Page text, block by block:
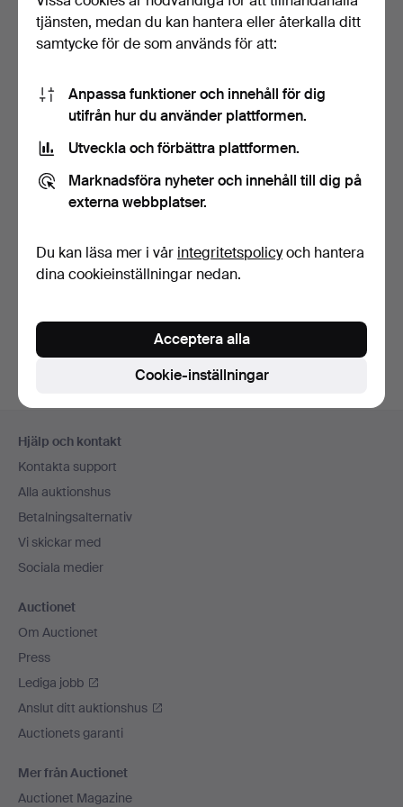
servisdelar, 2:a…
Sawa Ceramic, vas, ker…
Du kan också söka ivårt arkiv med avslutade auktioner
Hjälp och kontakt
Kontakta support
Alla auktionshus
Betalningsalternativ
Vi skickar med
Sociala medier
Auctionet
Om Auctionet
Press
Lediga jobb
Anslut ditt auktionshus
Auctionets garanti
Mer från Auctionet
Auctionet Magazine
tjänsten, medan du kan hantera eller återkalla ditt
samtycke för de som används för att:
Anpassa funktioner och innehåll för dig
utifrån hur du använder plattformen.
Utveckla och förbättra plattformen.
Marknadsföra nyheter och innehåll till dig på
externa webbplatser.
Du kan läsa mer i vår integritetspolicyoch hantera
dina cookieinställningar nedan.
Cookie-inställningar
Acceptera alla